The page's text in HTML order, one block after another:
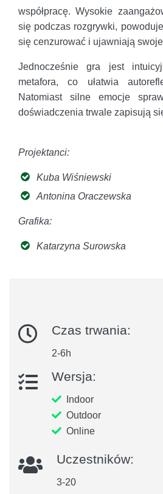
współpracę. Wysokie
się podczas rozgrywki,
się cenzurować i ujawniają
Jednocześnie gra jest
metafora, co ułatwia
Natomiast silne emocje
doświadczenia trwale zapisują
Projektanci:
Kuba Wiśniewski
Antonina Oraczewska
Grafika:
Katarzyna Surowska
Czas trwania:
2-6h
Wersja:
Indoor
Outdoor
Online
Uczestników:
3-20